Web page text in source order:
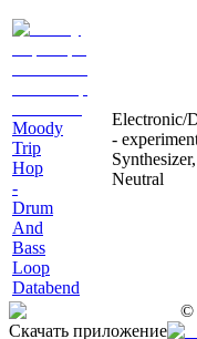
Moody
Trip
Hop
-
Drum
And
Bass
Loop
Databend
Electronic/
-
Neutral
©
Скачать приложение